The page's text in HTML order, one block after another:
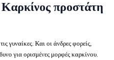
προστάτη
γυναίκες. Και οι άνδρες φορείς,
για ορισμένες μορφές καρκίνου.